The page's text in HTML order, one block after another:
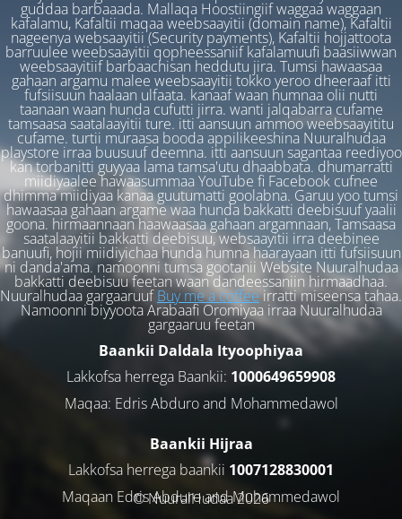
guddaa barbaaada. Mallaqa Hoostiingiif waggaa waggaan
kafalamu, Kafaltii maqaa weebsaayitii (domain name), Kafaltii
nageenya websaayitii (Security payments), Kafaltii hojjattoota
barruulee weebsaayitii qopheessaniif kafalamuufi baasiiwwan
weebsaayitiif barbaachisan heddutu jira. Tumsi hawaasaa
gahaan argamu malee weebsaayitii tokko yeroo dheeraaf itti
fufsiisuun haalaan ulfaata. kanaaf waan humnaa olii nutti
taanaan waan hunda cufutti jirra. wanti jalqabarra cufame
tamsaasa saatalaayitii ture. itti aansuun ammoo weebsaayititu
cufame. turtii muraasa booda appilikeeshina Nuuralhudaa
playstore irraa buusuuf deemna. itti aansuun sagantaa reediyoo
kan torbanitti guyyaa lama tamsa'utu dhaabbata. dhumarratti
miidiyaalee hawaasummaa YouTube fi Facebook cufnee
dhimma miidiyaa kanaa guutumatti goolabna. Garuu yoo tumsi
hawaasaa gahaan argame waa hunda bakkatti deebisuuf yaalii
goona. hirmaannaan haawaasaa gahaan argamnaan, Tamsaasa
saatalaayitii bakkatti deebisuu, websaayitii irra deebinee
banuufi, hojii miidiyichaa hunda humna haarayaan itti fufsiisuun
ni danda'ama. namoonni tumsa gootanii Website Nuuralhudaa
bakkatti deebisuu feetan waan dandeessaniin hirmaadhaa.
Nuuralhudaa gargaaruufBuy me a coffeeirratti miseensa tahaa.
Namoonni biyyoota Arabaafi Oromiyaa irraa Nuuralhudaa
gargaaruu feetan
Baankii Daldala Ityoophiyaa
Lakkofsa herrega Baankii: 1000649659908
Maqaa: Edris Abduro and Mohammedawol
Baankii Hijraa
Lakkofsa herrega baankii 1007128830001
Maqaan Edris Abduro and Muhammedawol
© NuuralHudaa 2026